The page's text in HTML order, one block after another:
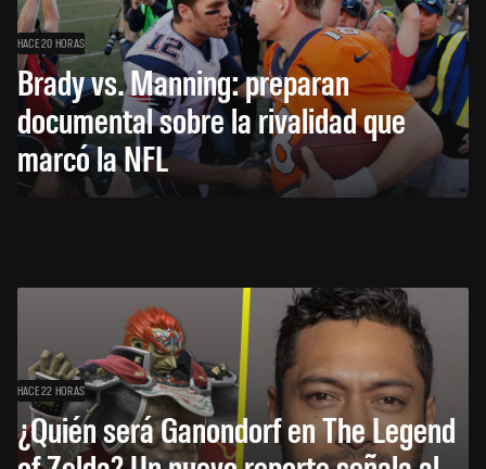
HACE 20 HORAS
Brady vs. Manning: preparan
documental sobre la rivalidad que
marcó la NFL
HACE 22 HORAS
¿Quién será Ganondorf en The Legend